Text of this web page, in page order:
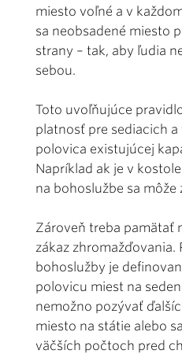
miesto voľné a v
sa neobsadené miesto
strany – tak, aby ľudia
sebou.
Toto uvoľňujúce
platnosť pre sediacich a
polovica existujúcej
Napríklad ak je v
na bohoslužbe sa
Zároveň treba pamätať
zákaz zhromažďovania.
bohoslužby je
polovicu miest na
nemožno pozývať
miesto na státie alebo
väčších počtoch pred